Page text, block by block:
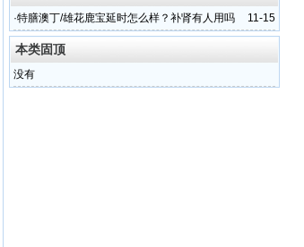
11-15
·特膳澳丁/雄花鹿宝延时怎么样？补肾有人用吗
求微信
本类固顶
没有